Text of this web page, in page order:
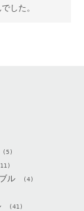
した。
(5)
ル (4)
(41)